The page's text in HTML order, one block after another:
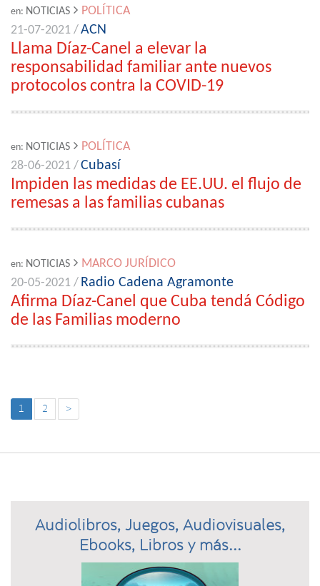
en: NOTICIAS
POLÍTICA
21-07-2021 /ACN
Llama Díaz-Canel a elevar la
responsabilidad familiar ante nuevos
protocolos contra la COVID-19
en: NOTICIAS
POLÍTICA
28-06-2021 /Cubasí
Impiden las medidas de EE.UU. el flujo de
remesas a las familias cubanas
en: NOTICIAS
MARCO JURÍDICO
20-05-2021 / Radio Cadena Agramonte
Afirma Díaz-Canel que Cuba tendá Código
de las Familias moderno
1 2 >
Audiolibros, Juegos, Audiovisuales,
Ebooks, Libros y más...